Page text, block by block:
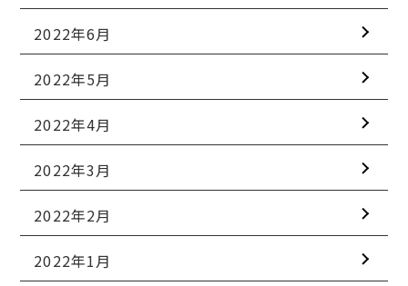
2022年6月
2022年5月
2022年4月
2022年3月
2022年2月
2022年1月